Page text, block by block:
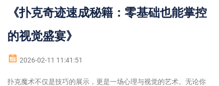
《扑克奇迹速成秘籍：零基础也能掌控
的视觉盛宴》
2026-02-11 11:41:51
扑克魔术不仅是技巧的展示，更是一场心理与视觉的艺术。无论你